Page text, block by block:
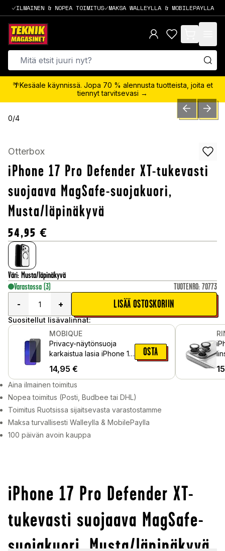
ILMAINEN & NOPEA TOIMITUS MAKSA WALLEYLLA & MOBILEPAYLLA
items in cart,
🌴Kesäale käynnissä. Jopa 70 % alennusta tuotteista, joita et
tiennyt tarvitsevasi →
0/4 PREVIOUSNEXT
Otterbox
iPhone 17 Pro Defender XT-tukevasti
suojaava MagSafe-suojakuori,
Musta/läpinäkyvä
54,95 €
Väri: Musta/läpinäkyvä
Varastossa (3) TUOTENRO: 70773
-
+ LISÄÄ OSTOSKORIIN
Suositellut lisävalinnat:
MOBIQUE
Privacy-näytönsuoja
karkaistua lasia iPhone 17
14,95 €
OSTA
Aina ilmainen toimitus
Nopea toimitus (Posti, Budbee tai DHL)
Toimitus Ruotsissa sijaitsevasta varastostamme
Maksa turvallisesti Walleylla & MobilePaylla
100 päivän avoin kauppa
iPhone 17 Pro Defender XT-
tukevasti suojaava MagSafe-
suojakuori, Musta/läpinäkyvä